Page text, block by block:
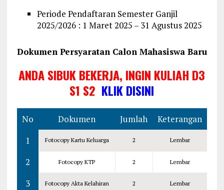
Periode Pendaftaran Semester Ganjil
2025/2026 : 1 Maret 2025 – 31 Agustus 2025
Dokumen Persyaratan Calon Mahasiswa Baru
ANDA SIBUK BEKERJA, INGIN KULIAH D3
S1 S2 KLIK DISINI
No Dokumen Jumlah
Keterangan
1
Fotocopy Kartu Keluarga 2 Lembar
2 Fotocopy KTP 2 Lembar
3 Fotocopy Akta Kelahiran 2 Lembar